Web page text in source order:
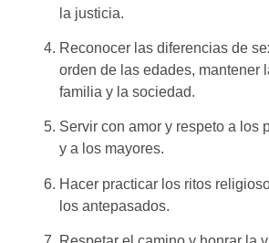
la justicia.
Reconocer las diferencias de
orden de las edades, mantener
familia y la sociedad.
Servir con amor y respeto a los
y a los mayores.
Hacer practicar los ritos
los antepasados.